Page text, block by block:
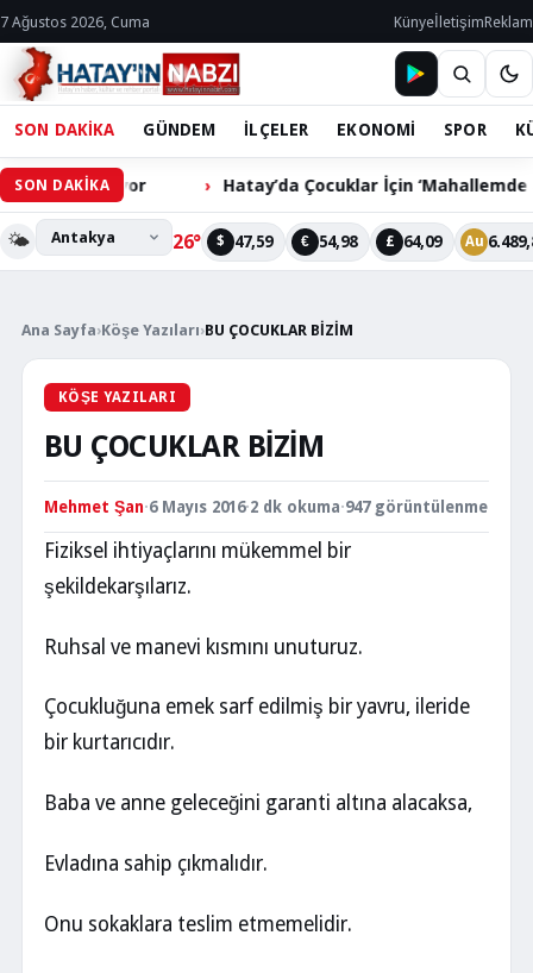
7 Ağustos 2026, Cuma KünyeİletişimReklam
SON DAKİKA GÜNDEM İLÇELER EKONOMİ SPOR
SON DAKİKA
Bekliyor Hatay’da Çocuklar İçin ‘Mahallemde
🌤️ 26° $ 47,59 € 54,98 £ 64,09 Au
Ana Sayfa›Köşe Yazıları›BU ÇOCUKLAR BİZİM
KÖŞE YAZILARI
BU ÇOCUKLAR BİZİM
Mehmet Şan·6 Mayıs 2016·2 dk okuma·947 görüntülenme
Fiziksel ihtiyaçlarını mükemmel bir
şekildekarşılarız.
Ruhsal ve manevi kısmını unuturuz.
Çocukluğuna emek sarf edilmiş bir yavru, ileride
bir kurtarıcıdır.
Baba ve anne geleceğini garanti altına alacaksa,
Evladına sahip çıkmalıdır.
Onu sokaklara teslim etmemelidir.